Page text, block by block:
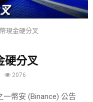
現金硬分叉
硬分叉
2076
幣安 (Binance) 公告